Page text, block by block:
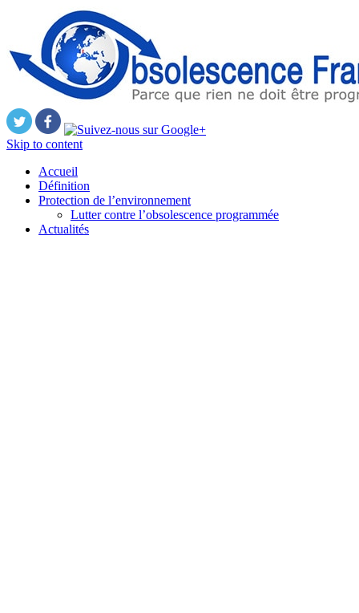
Skip to content
Accueil
Définition
Protection de l’environnement
Lutter contre l’obsolescence programmée
Actualités